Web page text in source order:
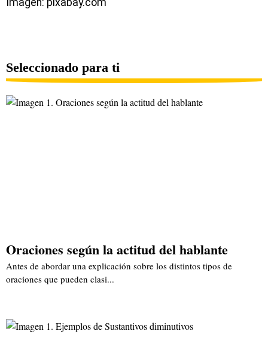
Imagen: pixabay.com
Seleccionado para ti
Oraciones según la actitud del hablante
Antes de abordar una explicación sobre los distintos tipos de
oraciones que pueden clasi...